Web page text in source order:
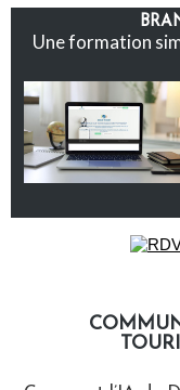
Une formation